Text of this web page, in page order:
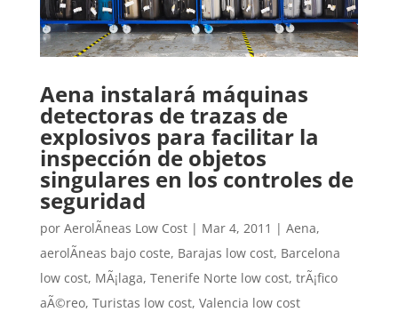
Aena instalará máquinas
detectoras de trazas de
explosivos para facilitar la
inspección de objetos
singulares en los controles de
seguridad
por AerolÃ­neas Low Cost| Mar 4, 2011 | Aena,
aerolÃ­neas bajo coste, Barajas low cost, Barcelona
low cost, MÃ¡laga, Tenerife Norte low cost, trÃ¡fico
aÃ©reo, Turistas low cost, Valencia low cost